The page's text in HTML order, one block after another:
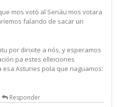
mos votó al Senáu mos votara
falando de sacar un
por dirixite a nós, y esperamos
pa estes elleiciones
esa Asturies pola que naguamos:
Responder